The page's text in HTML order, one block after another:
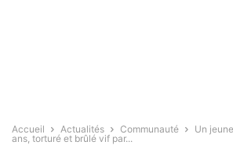
Accueil Actualités Communauté
Un
ans, torturé et brûlé vif par...